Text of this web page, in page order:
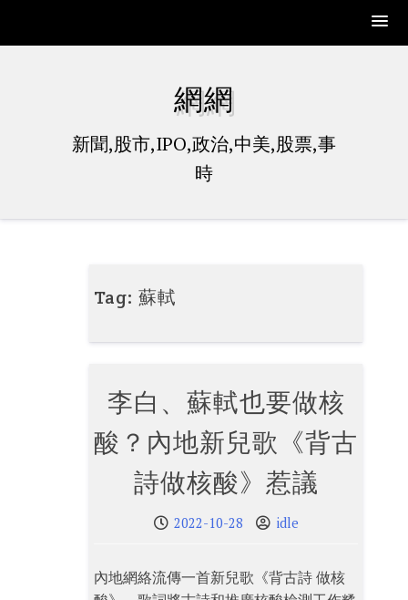
網網
新聞,股市,IPO,政治,中美,股票,事
時
Tag:蘇軾
李白、蘇軾也要做核
酸？內地新兒歌《背古
詩做核酸》惹議
2022-10-28 idle
內地網絡流傳一首新兒歌《背古詩 做核